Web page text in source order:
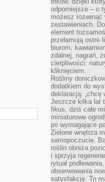
odporniejsze – o
możesz rozwinąć
zestawieniach.
element
przełamują ostre
biurom,
zdalnej, nagrań,
cierpliwości:
kliknięciem.
Rośliny
dodatkiem do
deklaracją: „chcę
Jeszcze kilka lat
fikus, dziś całe
miniaturowe
po wymagające
Zielone wnętrza
samopoczucie.
roślin obniża
i sprzyja
rytuał
obserwowania
satysfakcję. To